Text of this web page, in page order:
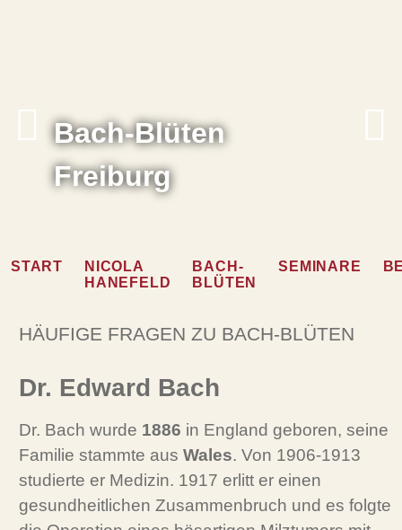
Bach-Blüten
Freiburg
START
NICOLA
HANEFELD
BACH-
BLÜTEN
SEMINARE
HÄUFIGE FRAGEN ZU BACH-BLÜTEN
Dr. Edward Bach
Dr. Bach wurde 1886 in England geboren, seine
Familie stammte aus Wales. Von 1906-1913
studierte er Medizin. 1917 erlitt er einen
gesundheitlichen Zusammenbruch und es folgte